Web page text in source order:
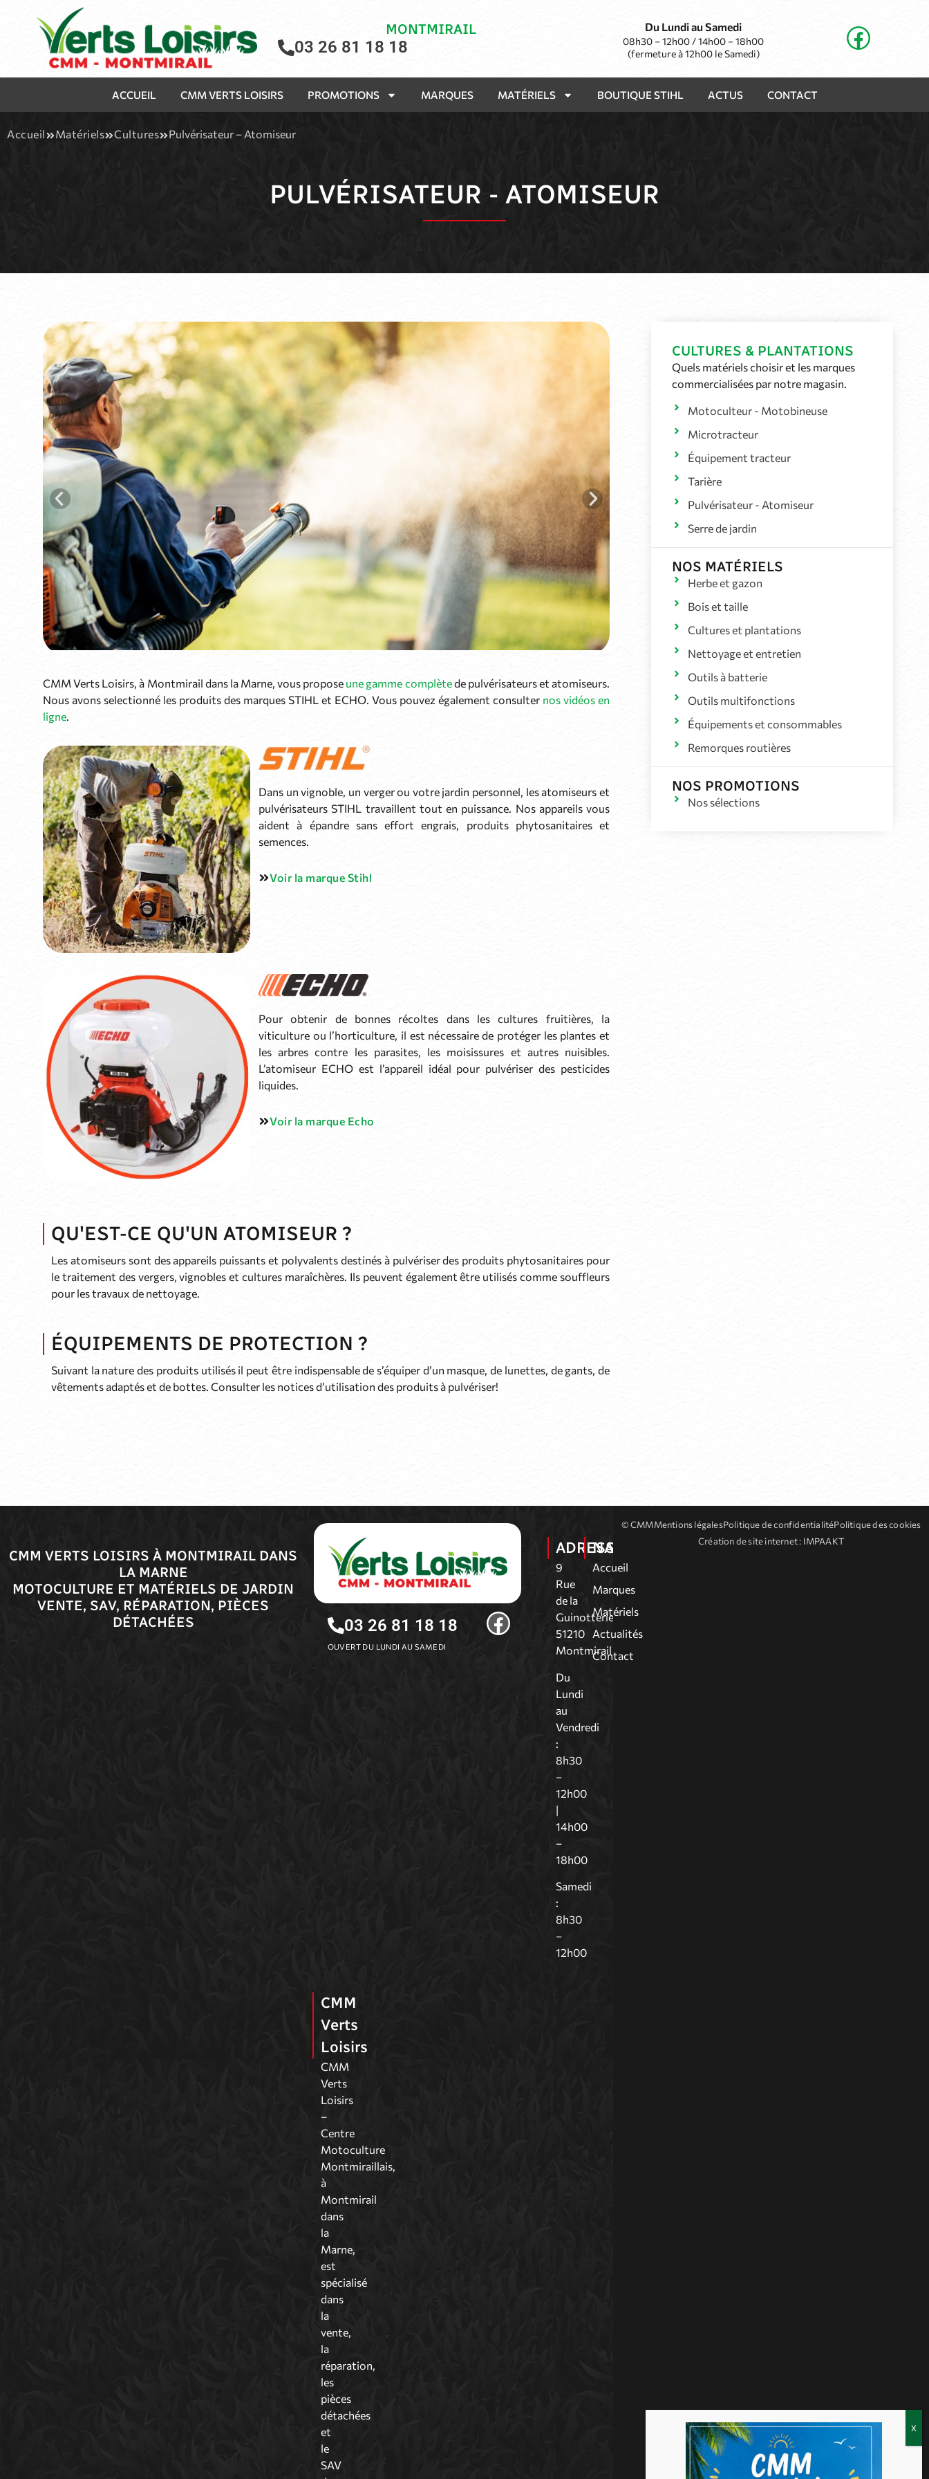
MONTMIRAIL
03 26 81 18 18
Du Lundi au Samedi
08h30 – 12h00 / 14h00 – 18h00
(fermeture à 12h00 le Samedi)
ACCUEIL CMM VERTS LOISIRS PROMOTIONS MARQUES MATÉRIELS BOUTIQUE STIHL ACTUS CONTACT
Accueil Matériels Cultures Pulvérisateur – Atomiseur
PULVÉRISATEUR - ATOMISEUR
CMM Verts Loisirs, à Montmirail dans la Marne, vous propose une gamme complètede pulvérisateurs et atomiseurs.
Nous avons selectionné les produits des marques STIHL et ECHO. Vous pouvez également consulter nos vidéos en
ligne.
Dans un vignoble, un verger ou votre jardin personnel, les atomiseurs et
pulvérisateurs STIHL travaillent tout en puissance. Nos appareils vous
aident à épandre sans effort engrais, produits phytosanitaires et
semences.
Voir la marque Stihl
Pour obtenir de bonnes récoltes dans les cultures fruitières, la
viticulture ou l’horticulture, il est nécessaire de protéger les plantes et
les arbres contre les parasites, les moisissures et autres nuisibles.
L’atomiseur ECHO est l’appareil idéal pour pulvériser des pesticides
liquides.
Voir la marque Echo
QU'EST-CE QU'UN ATOMISEUR ?
Les atomiseurs sont des appareils puissants et polyvalents destinés à pulvériser des produits phytosanitaires pour
le traitement des vergers, vignobles et cultures maraîchères. Ils peuvent également être utilisés comme souffleurs
pour les travaux de nettoyage.
ÉQUIPEMENTS DE PROTECTION ?
Suivant la nature des produits utilisés il peut être indispensable de s’équiper d’un masque, de lunettes, de gants, de
vêtements adaptés et de bottes. Consulter les notices d’utilisation des produits à pulvériser!
CULTURES & PLANTATIONS
Quels matériels choisir et les marques
commercialisées par notre magasin.
Motoculteur - Motobineuse
Microtracteur
Équipement tracteur
Tarière
Pulvérisateur - Atomiseur
Serre de jardin
NOS MATÉRIELS
Herbe et gazon
Bois et taille
Cultures et plantations
Nettoyage et entretien
Outils à batterie
Outils multifonctions
Équipements et consommables
Remorques routières
NOS PROMOTIONS
Nos sélections
CMM VERTS LOISIRS À MONTMIRAIL DANS
LA MARNE
MOTOCULTURE ET MATÉRIELS DE JARDIN
VENTE, SAV, RÉPARATION, PIÈCES
DÉTACHÉES
03 26 81 18 18
OUVERT DU LUNDI AU SAMEDI
ADRESSE
9
Rue
de la
Guinotterie
51210
Montmirail
Du
Lundi
au
Vendredi
:
8h30
–
12h00
|
14h00
–
18h00
Samedi
:
8h30
–
12h00
NAVIGATION
Accueil
Marques
Matériels
Actualités
Contact
CMM
Verts
Loisirs
CMM
Verts
Loisirs
–
Centre
Motoculture
Montmiraillais,
à
Montmirail
dans
la
Marne,
est
spécialisé
dans
la
vente,
la
réparation,
les
pièces
détachées
et
le
SAV
© CMMMentions légalesPolitique de confidentialitéPolitique des cookies
Création de site internet: IMPAAKT